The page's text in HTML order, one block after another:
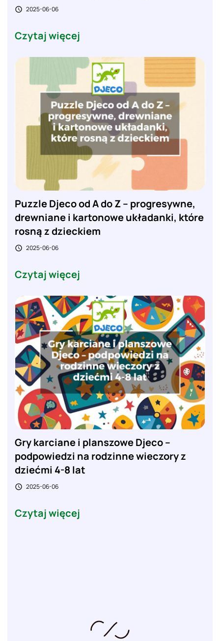
 2025-06-06
Czytaj więcej
Puzzle Djeco od A do Z – progresywne,
drewniane i kartonowe układanki, które
rosną z dzieckiem
 2025-06-06
Czytaj więcej
Gry karciane i planszowe Djeco –
podpowiedzi na rodzinne wieczory z
dziećmi 4-8 lat
 2025-06-06
Czytaj więcej